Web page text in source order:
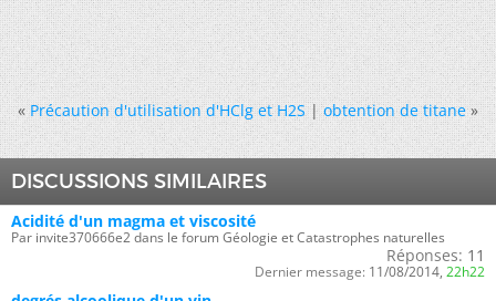
« Précaution d'utilisation d'HClg et H2S|obtention de titane »
DISCUSSIONS SIMILAIRES
Acidité d'un magma et viscosité
Par invite370666e2 dans le forum Géologie et Catastrophes naturelles
Réponses: 11
Dernier message: 11/08/2014, 22h22